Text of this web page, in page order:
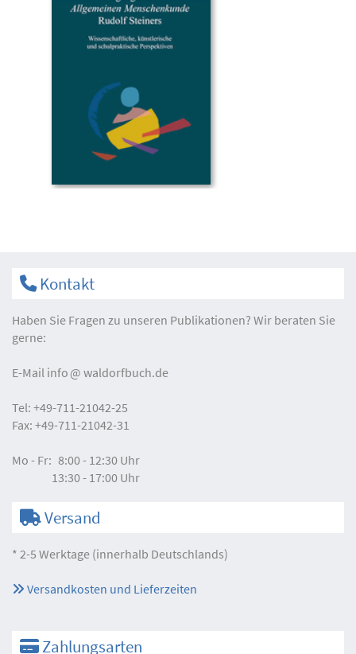
Kontakt
Haben Sie Fragen zu unseren Publikationen? Wir beraten Sie
gerne:
E-Mail info waldorfbuch.de
Tel: +49-711-21042-25
Fax: +49-711-21042-31
Mo - Fr: 8:00 - 12:30 Uhr
13:30 - 17:00 Uhr
Versand
* 2-5 Werktage (innerhalb Deutschlands)
Versandkosten und Lieferzeiten
Zahlungsarten